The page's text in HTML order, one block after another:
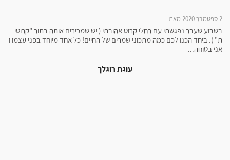
2 ספטמבר 2020 מאת
בשבוע שעבר נפגשתי עם רחלי קרוט אהובתי ( יש שמכירים אותה בתור "קרוטי
ת" ). ביחד הכנו לכם כמה מתכוני שמרים של החיים! כל אחד מיוחד בפני עצמו ו
אני בטוחה...
עוגת רוגלך